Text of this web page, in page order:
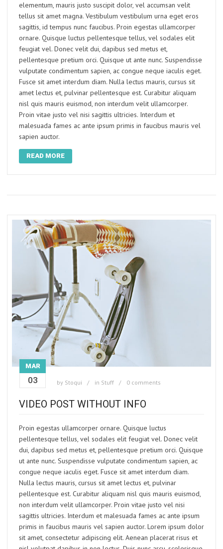
elementum, mauris justo suscipit dolor, vel accumsan velit
tellus sit amet magna. Vestibulum vestibulum urna eget eros
sagittis, id tempus nunc faucibus. Proin egestas ullamcorper
ornare. Quisque luctus pellentesque tellus, vel sodales elit
feugiat vel. Donec velit dui, dapibus sed metus et,
pellentesque pretium orci. Quisque ut ante nunc. Suspendisse
vulputate condimentum sapien, ac congue neque iaculis eget.
Fusce sit amet interdum diam. Nulla lectus mauris, cursus sit
amet lectus et, pulvinar pellentesque est. Curabitur aliquam
nisl quis mauris euismod, non interdum velit ullamcorper.
Proin vitae justo vel nisi sagittis ultricies. Interdum et
malesuada fames ac ante ipsum primis in faucibus mauris vel
sapien auctor.
READ MORE
MAR
03 by Stoqui in Stuff 0 comments
VIDEO POST WITHOUT INFO
Proin egestas ullamcorper ornare. Quisque luctus
pellentesque tellus, vel sodales elit feugiat vel. Donec velit
dui, dapibus sed metus et, pellentesque pretium orci. Quisque
ut ante nunc. Suspendisse vulputate condimentum sapien, ac
congue neque iaculis eget. Fusce sit amet interdum diam.
Nulla lectus mauris, cursus sit amet lectus et, pulvinar
pellentesque est. Curabitur aliquam nisl quis mauris euismod,
non interdum velit ullamcorper. Proin vitae justo vel nisi
sagittis ultricies. Interdum et malesuada fames ac ante ipsum
primis in faucibus mauris vel sapien auctor. Lorem ipsum dolor
sit amet, consectetur adipiscing elit. Aenean placerat risus et